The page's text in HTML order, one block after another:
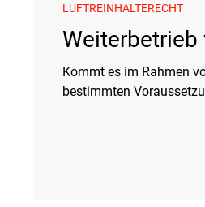
Weiterbetrieb
Kommt es im Rahmen von
bestimmten
LUFTREINHALTERECHT